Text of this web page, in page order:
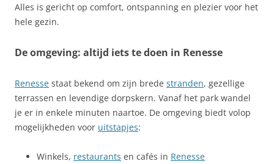
Alles is gericht op comfort, ontspanning en plezier voor het
hele gezin.
De omgeving: altijd iets te doen in Renesse
Renesse staat bekend om zijn brede stranden, gezellige
terrassen en levendige dorpskern. Vanaf het park wandel
je er in enkele minuten naartoe. De omgeving biedt volop
mogelijkheden voor uitstapjes:
Winkels, restaurants en cafés in Renesse